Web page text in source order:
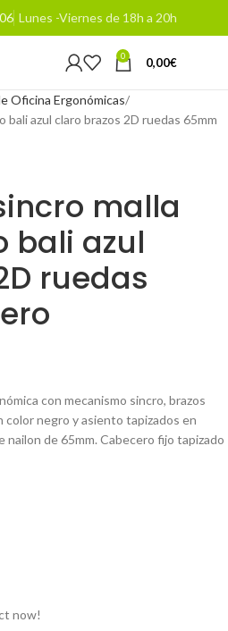
Lunes -Viernes de 18h a 20h
0 0,00€
Oficina Ergonómicas
bali azul claro brazos 2D ruedas 65mm
malla
bali azul
ruedas
con mecanismo sincro, brazos
color negro y asiento tapizados en
nailon de 65mm. Cabecero fijo tapizado
now!